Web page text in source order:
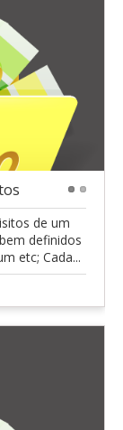
de um
definidos
etc; Cada...